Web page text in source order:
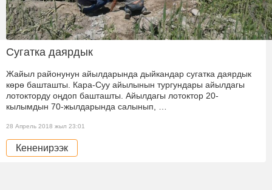
Сугатка даярдык
Жайыл районунун айылдарында дыйкандар сугатка даярдык
көрө башташты. Кара-Суу айылынын тургундары айылдагы
лотокторду оңдоп башташты. Айылдагы лотоктор 20-
кылымдын 70-жылдарында салынып, …
28 Апрель 2018 жыл 23:01
Кененирээк